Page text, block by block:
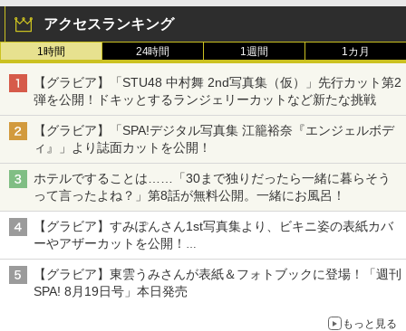
アクセスランキング
1時間 24時間 1週間 1カ月
【グラビア】「STU48 中村舞 2nd写真集（仮）」先行カット第2
弾を公開！ドキッとするランジェリーカットなど新たな挑戦
【グラビア】「SPA!デジタル写真集 江籠裕奈『エンジェルボデ
ィ』」より誌面カットを公開！
ホテルですることは……「30まで独りだったら一緒に暮らそう
って言ったよね？」第8話が無料公開。一緒にお風呂！
【グラビア】すみぽんさん1st写真集より、ビキニ姿の表紙カバ
ーやアザーカットを公開！
タイトルは「offcourt（オフコート）」に決定
【グラビア】東雲うみさんが表紙＆フォトブックに登場！「週刊
SPA! 8月19日号」本日発売
もっと見る